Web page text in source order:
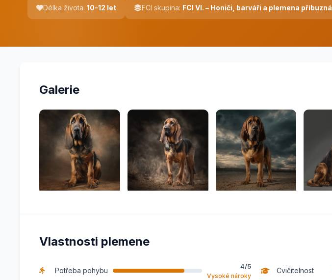
Délka života: 10-12 let FCI skupina: FCI VI. – Honiči, barváři a plemena příbuzná
Galerie
Vlastnosti plemene
Potřeba pohybu
4/5
Vysoké nároky
Cvičitelnost